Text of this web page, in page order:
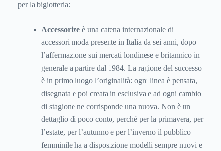
per la bigiotteria:
Accessorize è una catena internazionale di
accessori moda presente in Italia da sei anni, dopo
l’affermazione sui mercati londinese e britannico in
generale a partire dal 1984. La ragione del successo
è in primo luogo l’originalità: ogni linea è pensata,
disegnata e poi creata in esclusiva e ad ogni cambio
di stagione ne corrisponde una nuova. Non è un
dettaglio di poco conto, perché per la primavera, per
l’estate, per l’autunno e per l’inverno il pubblico
femminile ha a disposizione modelli sempre nuovi e